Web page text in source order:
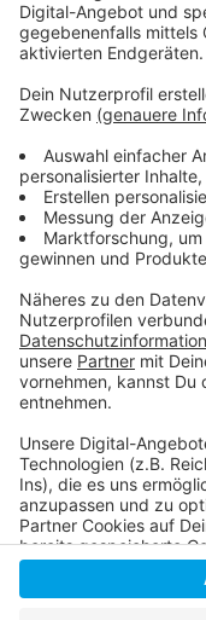
Einsatz. Sie bietet
Weihnachten auf
größere Fahrzeuge
Rheinbahn ohne
Größeres Angebot
Weihnachten und
Anzeige
Anzeige